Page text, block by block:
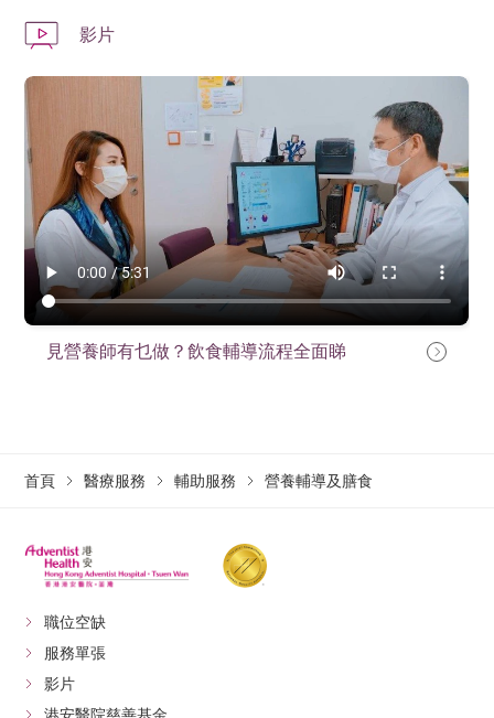
需要，並自少培養良好的飲食習慣。
香港小孩常見的問題：
便秘
進食失調
肥胖及高膽固醇
偏食及愛吃不健康的小吃
查詢請致電 2276 7338 。
鐵質含量不足的緣故。血液裡鐵質含量不足，有可能是
因，令身體慢性失血所致。
另一方面，在日常飲食中如果沒攝取足夠的鐵質，亦會
導致血液裡的鐵質不足夠。含有豐富鐵質的食物包括深
綠色蔬菜、全穀類製品、雞蛋和紅肉。
英國註冊營養
師
陳玉儀
澳洲註冊營養
師
馬筠兒
影片
見營養師有乜做？飲食輔導流程全面睇
首頁 醫療服務 輔助服務 營養輔導及膳食
職位空缺
服務單張
影片